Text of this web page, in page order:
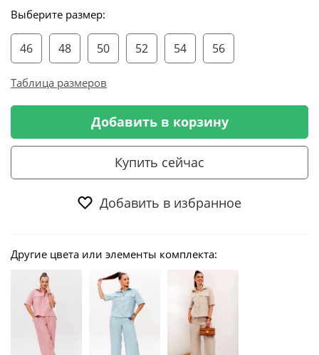
Выберите размер:
46 48 50 52 54 56
Таблица размеров
Добавить в корзину
Купить сейчас
Добавить в избранное
Другие цвета или элементы комплекта: